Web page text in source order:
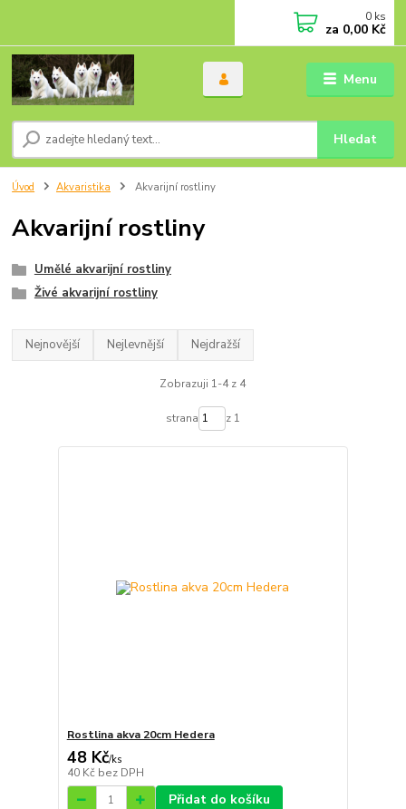
Menu
Hledat
0 ks
za 0,00 Kč
Úvod Akvaristika Akvarijní rostliny
Akvarijní rostliny
Umělé akvarijní rostliny
Živé akvarijní rostliny
Nejnovější Nejlevnější Nejdražší
Zobrazuji 1-4 z 4
strana z 1
Rostlina akva 20cm Hedera
48 Kč/ks
40 Kč bez DPH
Přidat do košíku